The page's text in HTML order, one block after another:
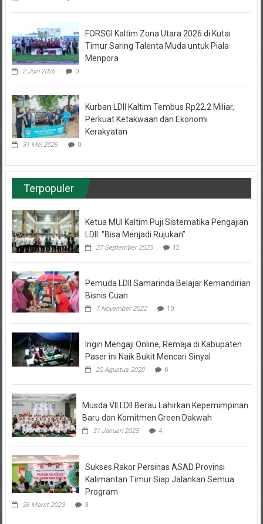
Timur Saring Talenta Muda untuk Piala
Menpora
2 Juni 2026 0
Perkuat Ketakwaan dan Ekonomi
Kerakyatan
31 Mei 2026 0
Terpopuler
LDII: “Bisa Menjadi Rujukan”
27 September 2025 12
Bisnis Cuan
7 November 2022
Paser ini Naik Bukit Mencari Sinyal
22 Agustus 2020 6
Baru dan Komitmen Green Dakwah
31 Januari 2025 4
Kalimantan Timur Siap Jalankan Semua
Program
26 Maret 2023 3